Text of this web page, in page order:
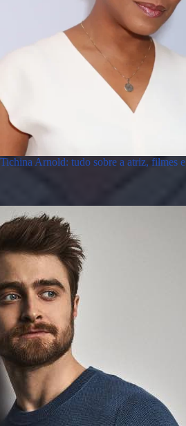
Tichina Arnold: tudo sobre a atriz, filmes